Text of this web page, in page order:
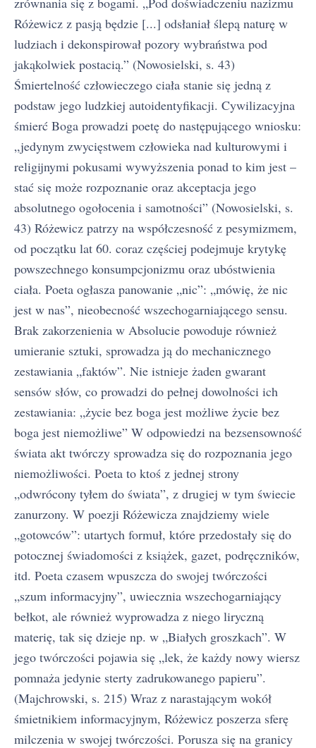
Różewicz z pasją będzie [...] odsłaniał ślepą naturę w
ludziach i dekonspirował pozory wybraństwa pod
jakąkolwiek postacią.” (Nowosielski, s. 43)
Śmiertelność człowieczego ciała stanie się jedną z
podstaw jego ludzkiej autoidentyfikacji. Cywilizacyjna
śmierć Boga prowadzi poetę do następującego wniosku:
„jedynym zwycięstwem człowieka nad kulturowymi i
religijnymi pokusami wywyższenia ponad to kim jest –
stać się może rozpoznanie oraz akceptacja jego
absolutnego ogołocenia i samotności” (Nowosielski, s.
43) Różewicz patrzy na współczesność z pesymizmem,
od początku lat 60. coraz częściej podejmuje krytykę
powszechnego konsumpcjonizmu oraz ubóstwienia
ciała. Poeta ogłasza panowanie „nic”: „mówię, że nic
jest w nas”, nieobecność wszechogarniającego sensu.
Brak zakorzenienia w Absolucie powoduje również
umieranie sztuki, sprowadza ją do mechanicznego
zestawiania „faktów”. Nie istnieje żaden gwarant
sensów słów, co prowadzi do pełnej dowolności ich
zestawiania: „życie bez boga jest możliwe życie bez
boga jest niemożliwe” W odpowiedzi na bezsensowność
świata akt twórczy sprowadza się do rozpoznania jego
niemożliwości. Poeta to ktoś z jednej strony
„odwrócony tyłem do świata”, z drugiej w tym świecie
zanurzony. W poezji Różewicza znajdziemy wiele
„gotowców”: utartych formuł, które przedostały się do
potocznej świadomości z książek, gazet, podręczników,
itd. Poeta czasem wpuszcza do swojej twórczości
„szum informacyjny”, uwiecznia wszechogarniający
bełkot, ale również wyprowadza z niego liryczną
materię, tak się dzieje np. w „Białych groszkach”. W
jego twórczości pojawia się „lek, że każdy nowy wiersz
pomnaża jedynie sterty zadrukowanego papieru”.
(Majchrowski, s. 215) Wraz z narastającym wokół
śmietnikiem informacyjnym, Różewicz poszerza sferę
milczenia w swojej twórczości. Porusza się na granicy